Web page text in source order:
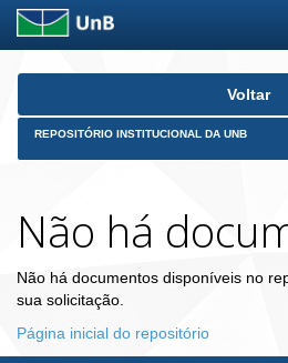
Skip
Voltar
REPOSITÓRIO INSTITUCIONAL DA UNB
Não há
Não há documentos disponíveis no
sua solicitação.
Página inicial do repositório